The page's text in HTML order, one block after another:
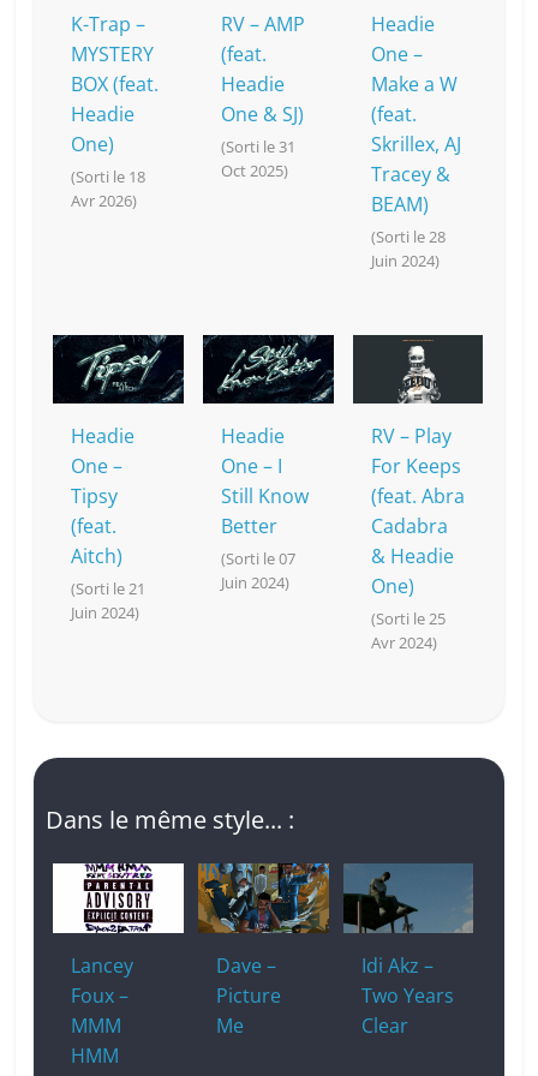
k
K-Trap –
MYSTERY
BOX (feat.
Headie
One)
(Sorti le 18
Avr 2026)
RV – AMP
(feat.
Headie
One & SJ)
(Sorti le 31
Oct 2025)
Headie
One –
Make a W
(feat.
Skrillex, AJ
Tracey &
BEAM)
(Sorti le 28
Juin 2024)
Headie
One –
Tipsy
(feat.
Aitch)
(Sorti le 21
Juin 2024)
Headie
One – I
Still Know
Better
(Sorti le 07
Juin 2024)
RV – Play
For Keeps
(feat. Abra
Cadabra
& Headie
One)
(Sorti le 25
Avr 2024)
Dans le même style... :
Lancey
Foux –
MMM
HMM
Dave –
Picture
Me
Idi Akz –
Two Years
Clear